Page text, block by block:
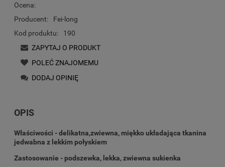
Ocena:
Producent:
Fei-long
Kod produktu:
190
ZAPYTAJ O PRODUKT
POLEĆ ZNAJOMEMU
DODAJ OPINIĘ
OPIS
Właściwości - delikatna,zwiewna, miękko układająca tkanina
jedwabna z lekkim połyskiem
Zastosowanie - podszewka, lekka, zwiewna sukienka